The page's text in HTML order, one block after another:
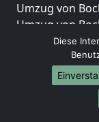
Umzug von
Umzug von
Umzug von
Umzug von
Umzug von
Umzug von
Diese